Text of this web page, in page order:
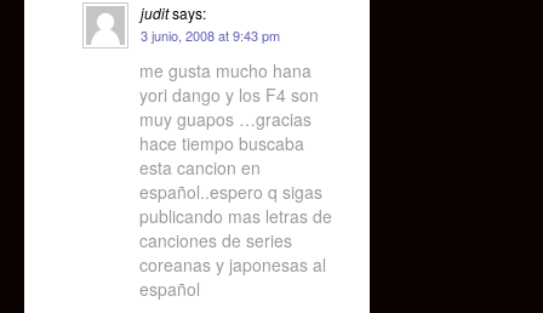
juditsays:
3 junio, 2008 at 9:43 pm
me gusta mucho hana
yori dango y los F4 son
muy guapos …gracias
hace tiempo buscaba
esta cancion en
español..espero q sigas
publicando mas letras de
canciones de series
coreanas y japonesas al
español